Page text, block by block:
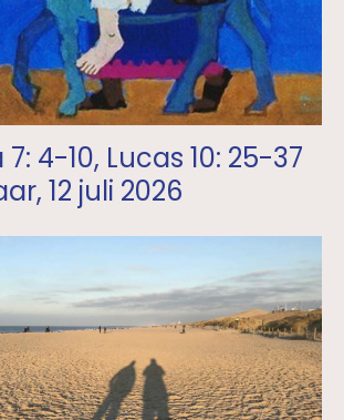
4-10, Lucas 10: 25-37
12 juli 2026